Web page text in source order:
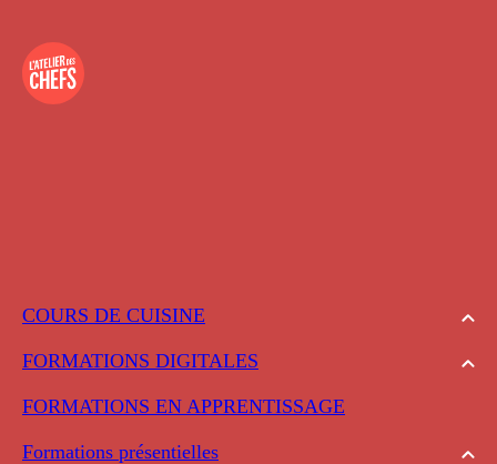
COURS DE CUISINE
FORMATIONS DIGITALES
FORMATIONS EN APPRENTISSAGE
Formations présentielles